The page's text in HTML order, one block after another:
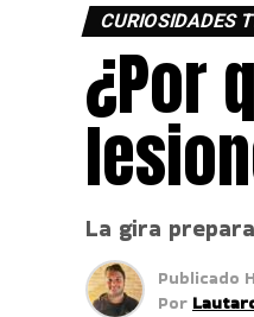
CURIOSIDADES
¿Por
La gira
Publicado
Por